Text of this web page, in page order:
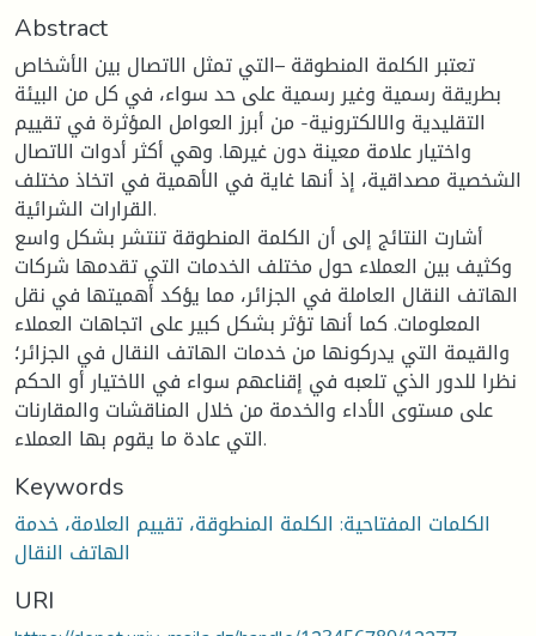
Abstract
تعتبر الكلمة المنطوقة –التي تمثل الاتصال بين الأشخاص
بطريقة رسمية وغير رسمية على حد سواء، في كل من البيئة
التقليدية والالكترونية- من أبرز العوامل المؤثرة في تقييم
واختيار علامة معينة دون غيرها. وهي أكثر أدوات الاتصال
الشخصية مصداقية، إذ أنها غاية في الأهمية في اتخاذ مختلف
القرارات الشرائية.
أشارت النتائج إلى أن الكلمة المنطوقة تنتشر بشكل واسع
وكثيف بين العملاء حول مختلف الخدمات التي تقدمها شركات
الهاتف النقال العاملة في الجزائر، مما يؤكد أهميتها في نقل
المعلومات. كما أنها تؤثر بشكل كبير على اتجاهات العملاء
والقيمة التي يدركونها من خدمات الهاتف النقال في الجزائر؛
نظرا للدور الذي تلعبه في إقناعهم سواء في الاختيار أو الحكم
على مستوى الأداء والخدمة من خلال المناقشات والمقارنات
التي عادة ما يقوم بها العملاء.
Keywords
الكلمات المفتاحية: الكلمة المنطوقة، تقييم العلامة، خدمة
الهاتف النقال
URI